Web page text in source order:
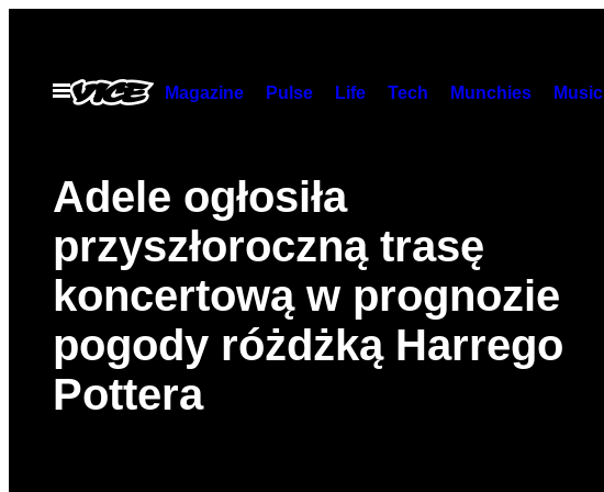
contentOpen
Menu
Magazine Pulse Life Tech Munchies Music
Adele ogłosiła
przyszłoroczną trasę
koncertową w prognozie
pogody różdżką Harrego
Pottera